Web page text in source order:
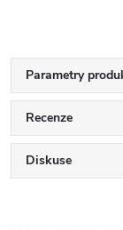
Parametry
Recenze
Diskuse